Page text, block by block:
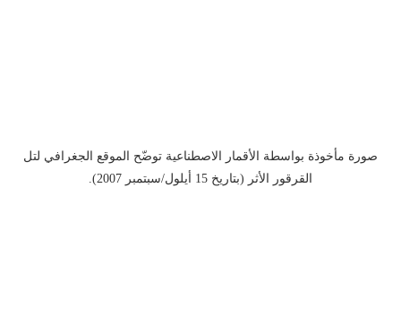
صورة مأخوذة بواسطة الأقمار الاصطناعية توضّح الموقع الجغرافي لتل
القرقور الأثر (بتاريخ 15 أيلول/سبتمبر 2007).